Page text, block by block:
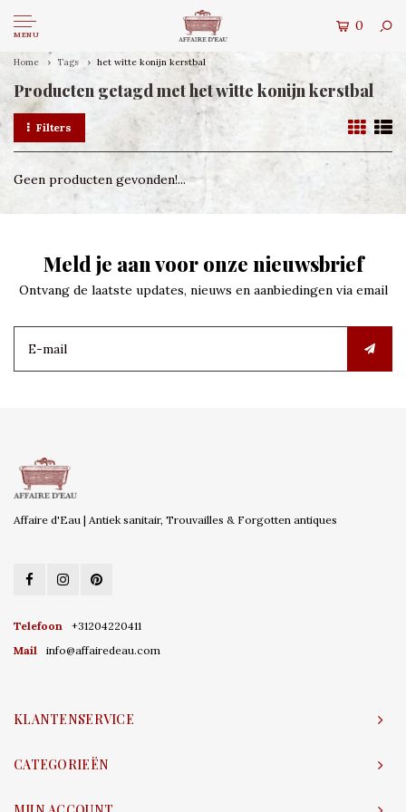
MENU
0
Home Tags het witte konijn kerstbal
Producten getagd met het witte konijn kerstbal
Filters
Geen producten gevonden!...
Meld je aan voor onze nieuwsbrief
Ontvang de laatste updates, nieuws en aanbiedingen via email
Affaire d'Eau | Antiek sanitair, Trouvailles & Forgotten antiques
Telefoon
+31204220411
Mail
info@affairedeau.com
KLANTENSERVICE
CATEGORIEËN